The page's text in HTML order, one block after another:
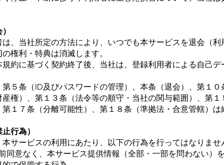
は、当社所定の方法により、いつでも本サービスを退会（
権利・特典は消滅します。
規約に基づく契約終了後、当社は、登録利用者による自己
第５条（ID及びパスワードの管理）、本条（退会）、第１
産権）、第１３条（法令等の順守・当社の関与範囲）、第
１７条（分離可能性）、第１８条（準拠法・合意管轄）は
行為）
サービスの利用にあたり、以下の行為を行ってはなりませ
同意なく、本サービス提供情報（全部・一部を問わない）